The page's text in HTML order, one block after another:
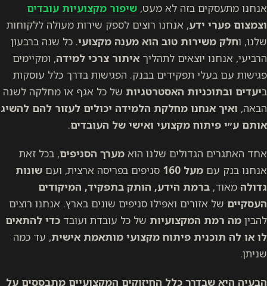
אנחנו מתעסקים בזה לא מעט, שיפור מקצועיות עובדים
וצמצום פערי ידע, אנחנו רוצים לספק שירות מעולה ללקוחות
שלנו, וחלק משירות טוב הוא מענה מקצועי. כל שנה ברבעון
הרביעי, אנחנו יוצאים לתהליך איתור צרכי למידה, ומקיימים
פגישות עם בעלי תפקידים בבנק. הפגישות בדרך כלל עוסקות
ביעדים ובתוכניות האסטרטגיות של כל אגף או מחלקה לשנה
הבאה, ואיך אנחנו מחלקת הלמידה יכולים לעזור להם להשיג
אותם ע״י פיתוח מקצועי ואישי של העובדים.
אחד האתגרים הגדולים שלנו הוא מערך הסניפים, בכל זאת
אנחנו בנק עם מעל 160 סניפים בפריסה ארצית, ועם שונות
גדולה מאוד, ברמת הידע, הותק בתפקיד, המיקודים
העסקיים של אזורים ואפילו סניפים שונים בארץ. אנחנו רוצים
להבין מה רמת המקצועיות של כל עובדת ועובד כדי להתאים
לו או לה תוכנית פיתוח מקצועי מותאמת אישית, עד כמה
שניתן.
הבעיה היא שבדרך כלל החיזוקים המקצועיים מתבססים על